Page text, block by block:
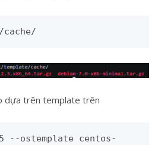
dựa trên template trên
--ostemplate centos-